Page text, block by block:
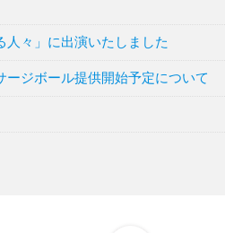
々」に出演いたしました
ジボール提供開始予定について